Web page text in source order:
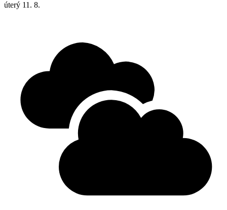
úterý 11. 8.